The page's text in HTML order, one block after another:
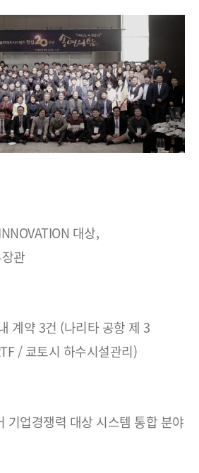
대상,
관
계약 3건 (나리타 공항 제 3
/ 쿄토시 하수시설관리)
기업경쟁력 대상 시스템 통합 분야